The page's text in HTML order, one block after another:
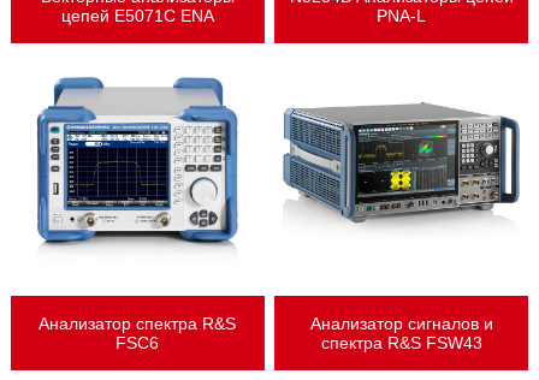
цепей E5071C ENA
PNA-L
Анализатор спектра R&S
FSC6
Анализатор сигналов и
спектра R&S FSW43